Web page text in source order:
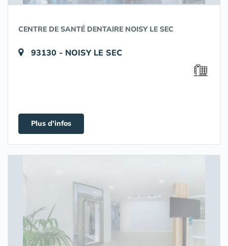
CENTRE DE SANTÉ DENTAIRE NOISY LE SEC
93130 - NOISY LE SEC
Plus d'infos